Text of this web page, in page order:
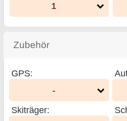
1
Zubehör
GPS:
-
Skiträger: